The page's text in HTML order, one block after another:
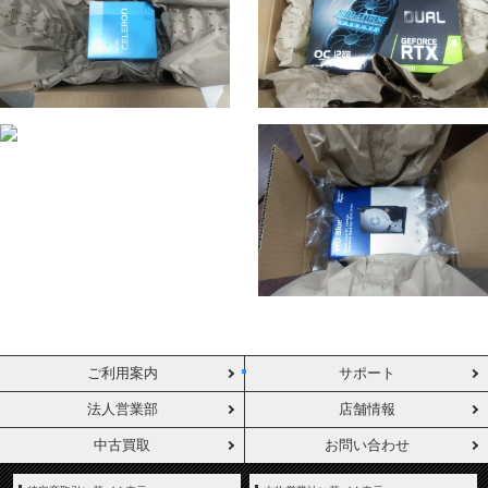
ご利用案内 サポート
法人営業部 店舗情報
中古買取 お問い合わせ